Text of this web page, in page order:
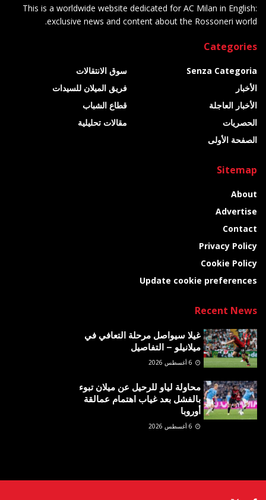
This is a worldwide website dedicated for AC Milan in English:
exclusive news and content about the Rossoneri world.
Categories
Senza Categoria
الأخبار
الأخبار العاجلة
الحصريات
الصفحة الأولى
سوق الانتقالات
فريق الميلان للسيدات
قطاع الشباب
مقالات تحليلية
Sitemap
About
Advertise
Contact
Privacy Policy
Cookie Policy
Update cookie preferences
Recent News
غيلا سيواصل مرحلة التعافي في
ميلانيلو – التفاصيل
محاولة لياو للرحيل عن ميلان تبوء
بالفشل بعد غياب اهتمام عمالقة
أوروبا